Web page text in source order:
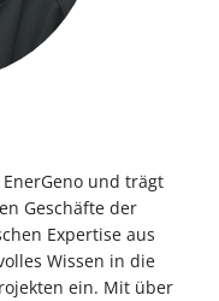
und trägt
Geschäfte der
Expertise aus
Wissen in die
ein. Mit über